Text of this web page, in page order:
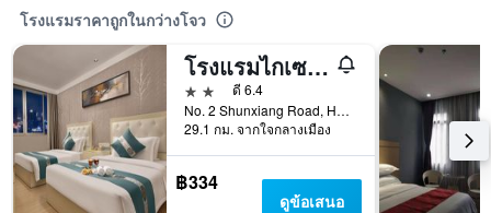
โรงแรมราคาถูกในกว่างโจว
โรงแรมไกเซอร์ดอม สาขาสนามบิน
2 ดาว
ดี 6.4
No. 2 Shunxiang Road, Huadu District, กว่างโจว, จีน
29.1 กม. จากใจกลางเมือง
฿334
ดูข้อเสนอ